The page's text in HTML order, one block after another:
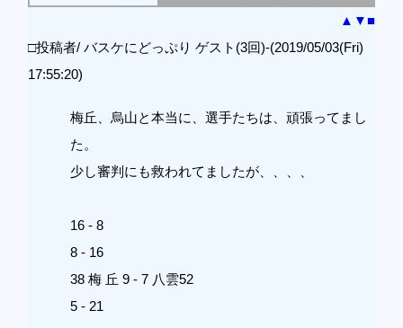
▲ ▼■
□投稿者/ バスケにどっぷり ゲスト(3回)-(2019/05/03(Fri)
17:55:20)
梅丘、烏山と本当に、選手たちは、頑張ってまし
た。
少し審判にも救われてましたが、、、、
16 - 8
8 - 16
38 梅 丘 9 - 7 八雲52
5 - 21